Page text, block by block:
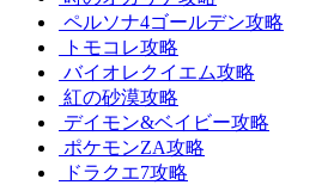
ペルソナ4ゴールデン攻略
トモコレ攻略
バイオレクイエム攻略
紅の砂漠攻略
デイモン&ベイビー攻略
ポケモンZA攻略
ドラクエ7攻略